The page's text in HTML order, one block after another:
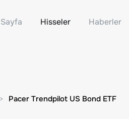
Hisseler Haberler
Pacer Trendpilot US Bond ETF